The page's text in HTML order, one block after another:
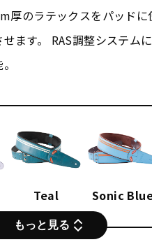
厚のラテックスをパッドに
ます。 RAS調整システム
もっと見る
Teal Sonic